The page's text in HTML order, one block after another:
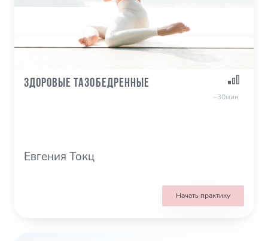
Здоровые тазобедренные
~30мин
Евгения Токц
Начать практику